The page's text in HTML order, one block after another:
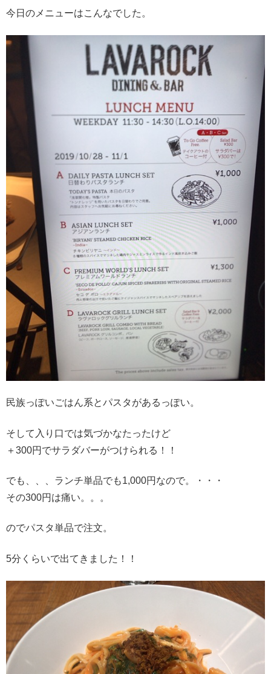
今日のメニューはこんなでした。
民族っぽいごはん系とパスタがあるっぽい。
そして入り口では気づかなたったけど
＋300円でサラダバーがつけられる！！
でも、、、ランチ単品でも1,000円なので。・・・
その300円は痛い。。。
のでパスタ単品で注文。
5分くらいで出てきました！！